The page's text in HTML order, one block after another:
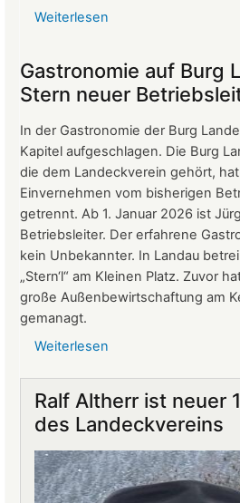
Weiterlesen
der
vom
März
2026
Gastronomie auf Burg
Stern neuer
In der Gastronomie der Burg
Kapitel aufgeschlagen. Die Burg
die dem Landeckverein gehört,
Einvernehmen vom bisherigen
getrennt. Ab 1. Januar 2026 ist
Betriebsleiter. Der erfahrene
kein Unbekannter. In Landau
„Stern‘l“ am Kleinen Platz. Zuvor
große Außenbewirtschaftung am
gemanagt.
Weiterlesen
Burg
Landeck:
Jürgen
Stern
neuer
Ralf Altherr ist neuer
des Landeckvereins